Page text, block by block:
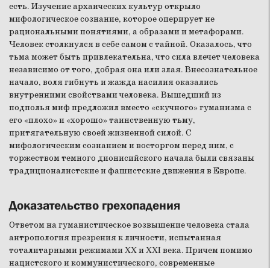
есть. Изучение архаических культур открыло
мифологическое сознание, которое оперирует не
рациональными понятиями, а образами и метафорами.
Человек столкнулся в себе самом с тайной. Оказалось, что
тьма может быть привлекательна, что сила влечет человека
независимо от того, добрая она или злая. Внесознательное
начало, воля гибнуть и жажда насилия оказались
внутренними свойствами человека. Вышедший из
подполья миф предложил вместо «скучного» гуманизма с
его «плохо» и «хорошо» таинственную тьму,
притягательную своей жизненной силой. С
мифологическим сознанием и восторгом перед ним, с
торжеством темного дионисийского начала были связаны
традиционалистские и фашистские движения в Европе.
Доказательство грехопадения
Ответом на гуманистическое возвышение человека стала
антропология презрения к личности, испытанная
тоталитарными режимами XX и XXI века. Причем помимо
нацистского и коммунистического, современные